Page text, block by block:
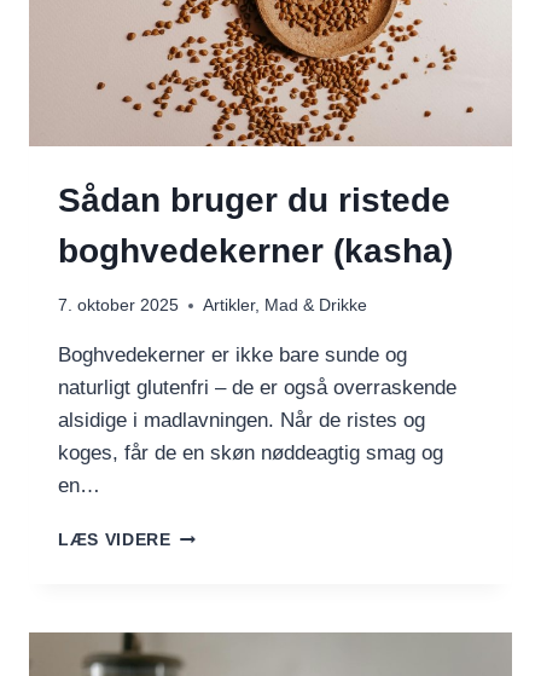
Sådan bruger du ristede
boghvedekerner (kasha)
7. oktober 2025 Artikler, Mad & Drikke
Boghvedekerner er ikke bare sunde og
naturligt glutenfri – de er også overraskende
alsidige i madlavningen. Når de ristes og
koges, får de en skøn nøddeagtig smag og
en…
LÆS VIDERESÅDAN
BOGHVEDEKERNER
(KASHA)